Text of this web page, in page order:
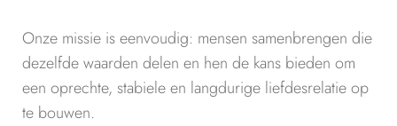
Onze missie is eenvoudig: mensen samenbrengen die
dezelfde waarden delen en hen de kans bieden om
een oprechte, stabiele en langdurige liefdesrelatie op
te bouwen.